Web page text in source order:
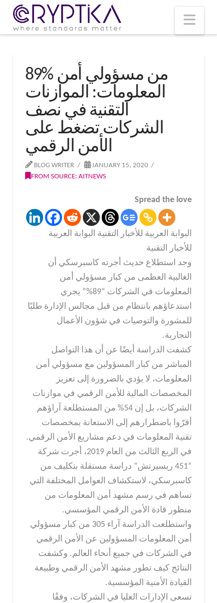
89% من مسؤولي أمن
المعلومات: الموازنات
التقنية في نصف
الشركات تضغط على
الأمن الرقمي
BLOG WRITER
JANUARY 15, 2020
FROM SOURCE: AITNEWS
Spread the love
البوابة العربية للأخبار التقنية البوابة العربية
للأخبار التقنية
وجد استطلاع حديث أجرته كاسبرسكي أن
الغالبية العظمى من كبار مسؤولي أمن
المعلومات في الشركات “89%” يجري
استدعاؤهم بانتظام من قبل مجالس الإدارة طلبًا
للمشورة والتوصيات في شؤون الأعمال
التجارية.
كشفت الدراسة أيضًا عن أن هذا التواصل
المباشر من كبار المسؤولين مع مسؤولي أمن
المعلومات، لا يؤدي بالضرورة إلى تعزيز
المخصصات المالية للأمن الرقمي في موازنات
الشركات، بل إن 54% من المستطلعة آراؤهم
أقرّوا باضطرارهم إلى الاستعانة بمخصصات
تقنية المعلومات في دعم مشاريع الأمن الرقمي.
في الربع الثالث من العام 2019، أجرت شركة
“451 ريسيرتش” دراسة مستقلة بتكليف من
كاسبرسكي، لاستكشاف العوامل المختلفة التي
تساهم في رسم مشهد أمن المعلومات من
منظور قادة الأمن الرقمي المؤسسي.
واستطلعت الدراسة آراء 305 من كبار مسؤولي
أمن المعلومات المسؤولين عن الأمن الرقمي
في الشركات في جميع أنحاء العالم. وكشفت
النتائج كيف تطور مشهد الأمن الرقمي وطبيعة
القيادة الأمنية المؤسسية.
تسعى الإدارات العليا في الشركات، وفقًا